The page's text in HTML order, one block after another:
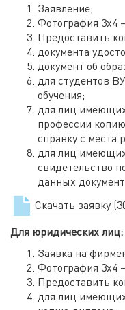
Заявление;
Фотография 3х4
Предоставить
документа
документ об
для студентов
обучения;
для лиц
профессии
справку с места
для лиц
свидетельство
данных
Скачать заявку
Для юридических лиц:
Заявка на
Фотография 3х4
Предоставить
для лиц